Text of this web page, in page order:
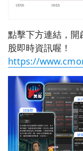
點擊下方連結，開
股即時資訊喔！
https://